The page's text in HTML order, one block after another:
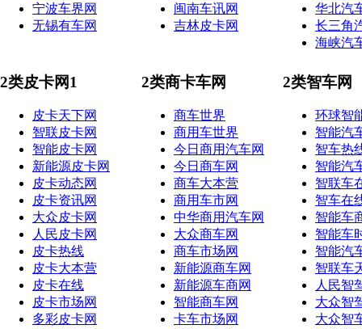
宁波车界网
无锡有车网
闽南车讯网
吉林皮卡网
华北汽
长三角
海峡汽
2类皮卡网1
皮卡天下网
智联皮卡网
智能皮卡网
新能源皮卡网
皮卡动态网
皮卡资讯网
大众皮卡网
人民皮卡网
皮卡热线
皮卡大本营
皮卡在线
皮卡市场网
多彩皮卡网
2类商卡车网
商车世界
商用车世界
今日商用汽车网
今日商车网
商车大本营
商用车市网
中华商用汽车网
大众商车网
商车市场网
新能源商车网
新能源车商网
智能商车网
卡车市场网
2类智车网
环球智
智能汽
智车热
智能汽
智联车
智车在
智能车
智能车
智能汽
智联车
人民智
大众智
大众智